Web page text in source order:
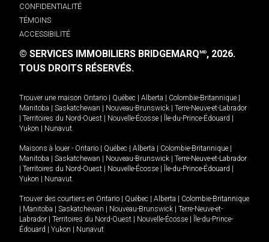
CONFIDENTIALITÉ
TÉMOINS
ACCESSIBILITÉ
© SERVICES IMMOBILIERS BRIDGEMARQMD, 2026.
TOUS DROITS RÉSERVÉS.
Trouver une maison Ontario Québec Alberta Colombie-Britannique
Manitoba
Saskatchewan Nouveau-Brunswick
Terre-Neuve-et-Labrador
Territoires du Nord-Ouest Nouvelle-Écosse Île-du-Prince-Édouard
Yukon
Nunavut.
Maisons à louer - Ontario Québec Alberta Colombie-Britannique
Manitoba
Saskatchewan Nouveau-Brunswick
Terre-Neuve-et-Labrador
Territoires du Nord-Ouest Nouvelle-Écosse Île-du-Prince-Édouard
Yukon
Nunavut.
Trouver des courtiers en Ontario Québec Alberta
Colombie-Britannique
Manitoba Saskatchewan Nouveau-Brunswick
Terre-Neuve-et-
Labrador
Territoires du Nord-Ouest Nouvelle-Écosse
Île-du-Prince-
Édouard
Yukon Nunavut